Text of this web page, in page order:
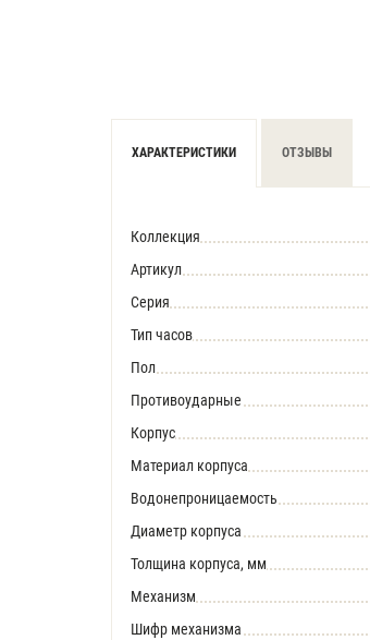
ХАРАКТЕРИСТИКИ ОТЗЫВЫ
Коллекция
Артикул
Серия
Тип часов
Пол
Противоударные
Корпус
Материал корпуса
Водонепроницаемость
Диаметр корпуса
Толщина корпуса, мм
Механизм
Шифр механизма